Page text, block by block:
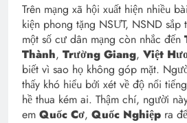
Trên mạng xã hội xuất hiện nhiều
kiện phong tặng NSƯT, NSND
một số cư dân mạng còn nhắc đến
Thành, Trường Giang, Việt
biết vì sao họ không góp mặt.
thấy khó hiểu bởi xét về độ nổi
hề thua kém ai. Thậm chí, người
em Quốc Cơ, Quốc Nghiệp ra